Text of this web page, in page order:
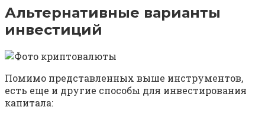
Альтернативные варианты
инвестиций
Помимо представленных выше инструментов,
есть еще и другие способы для инвестирования
капитала: